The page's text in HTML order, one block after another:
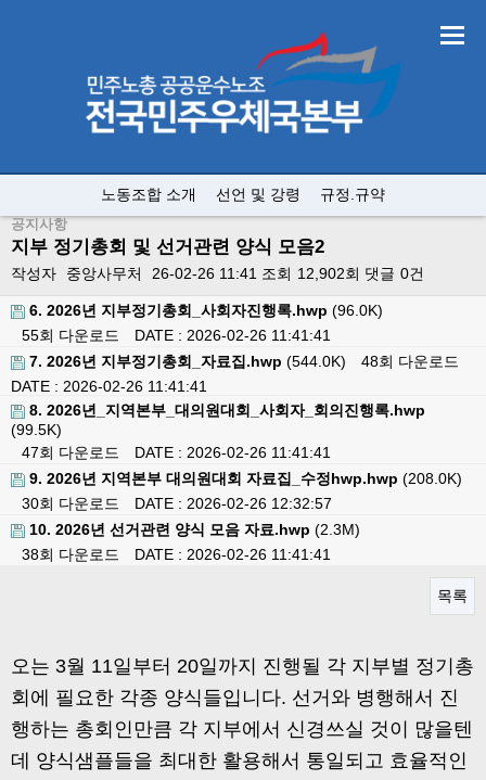
노동조합 소개 선언 및 강령 규정.규약
공지사항
지부 정기총회 및 선거관련 양식 모음2
작성자 중앙사무처 26-02-26 11:41 조회 12,902회 댓글 0건
6. 2026년 지부정기총회_사회자진행록.hwp (96.0K)
55회 다운로드
DATE : 2026-02-26 11:41:41
7. 2026년 지부정기총회_자료집.hwp (544.0K)
48회 다운로드
DATE : 2026-02-26 11:41:41
8. 2026년_지역본부_대의원대회_사회자_회의진행록.hwp
(99.5K)
47회 다운로드
DATE : 2026-02-26 11:41:41
9. 2026년 지역본부 대의원대회 자료집_수정hwp.hwp (208.0K)
30회 다운로드
DATE : 2026-02-26 12:32:57
10. 2026년 선거관련 양식 모음 자료.hwp (2.3M)
38회 다운로드
DATE : 2026-02-26 11:41:41
목록
오는 3월 11일부터 20일까지 진행될 각 지부별 정기총
회에 필요한 각종 양식들입니다. 선거와 병행해서 진
행하는 총회인만큼 각 지부에서 신경쓰실 것이 많을텐
데 양식샘플들을 최대한 활용해서 통일되고 효율적인